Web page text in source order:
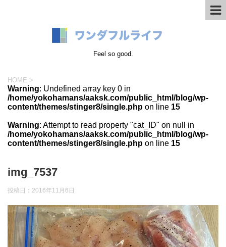
Feel so good.
HOME >
Warning: Undefined array key 0 in
/home/yokohamans/aaksk.com/public_html/blog/wp-
content/themes/stinger8/single.php on line 15
Warning: Attempt to read property "cat_ID" on null in
/home/yokohamans/aaksk.com/public_html/blog/wp-
content/themes/stinger8/single.php on line 15
img_7537
投稿日： 2016年11月6日